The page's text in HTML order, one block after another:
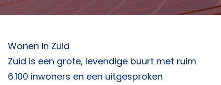
Wonen in Zuid
Zuid is een grote, levendige buurt met ruim
6.100 inwoners en een uitgesproken